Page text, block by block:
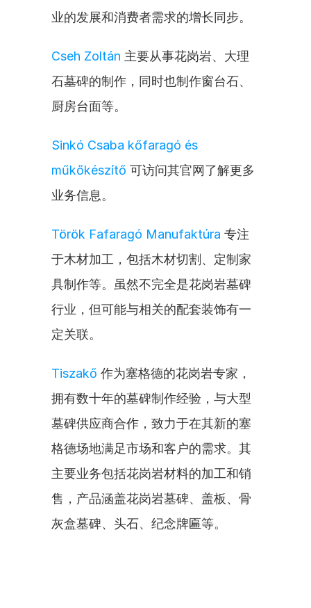
业的发展和消费者需求的增长同步。
Cseh Zoltán 主要从事花岗岩、大理
石墓碑的制作，同时也制作窗台石、
厨房台面等。
Sinkó Csaba kőfaragó és
műkőkészítő 可访问其官网了解更多
业务信息。
Török Fafaragó Manufaktúra 专注
于木材加工，包括木材切割、定制家
具制作等。虽然不完全是花岗岩墓碑
行业，但可能与相关的配套装饰有一
定关联。
Tiszakő 作为塞格德的花岗岩专家，
拥有数十年的墓碑制作经验，与大型
墓碑供应商合作，致力于在其新的塞
格德场地满足市场和客户的需求。其
主要业务包括花岗岩材料的加工和销
售，产品涵盖花岗岩墓碑、盖板、骨
灰盒墓碑、头石、纪念牌匾等。